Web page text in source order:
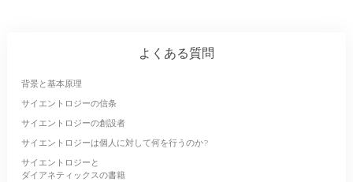
よくある質問
背景と基本原理
サイエントロジーの信条
サイエントロジーの創設者
サイエントロジーは個人に対して何を行うのか?
サイエントロジーと
ダイアネティックスの書籍